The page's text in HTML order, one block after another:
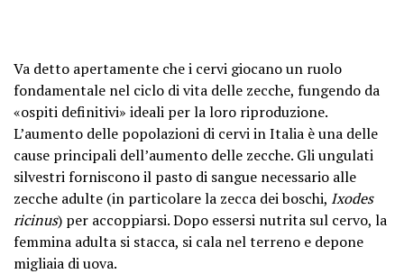
Va detto apertamente che i cervi giocano un ruolo
fondamentale nel ciclo di vita delle zecche, fungendo da
«ospiti definitivi» ideali per la loro riproduzione.
L’aumento delle popolazioni di cervi in Italia è una delle
cause principali dell’aumento delle zecche. Gli ungulati
silvestri forniscono il pasto di sangue necessario alle
zecche adulte (in particolare la zecca dei boschi, Ixodes
ricinus) per accoppiarsi. Dopo essersi nutrita sul cervo, la
femmina adulta si stacca, si cala nel terreno e depone
migliaia di uova.